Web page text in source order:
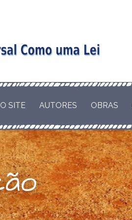
uma
como
DOS
SITE AUTORES OBRAS